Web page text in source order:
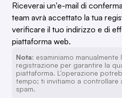
Riceverai un'e-mail di
team avrà accettato la tua
verificare il tuo indirizzo e di
piattaforma web.
Nota: esaminiamo
registrazione per garantire la
piattaforma. L'operazione
tempo; ti invitiamo a controllare
spam.